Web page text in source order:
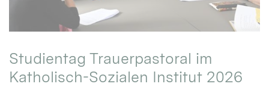
Studientag Trauerpastoral im
Katholisch-Sozialen Institut 2026